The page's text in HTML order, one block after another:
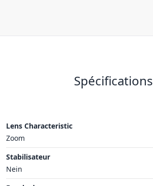
Spécifications
Lens Characteristic
Zoom
Stabilisateur
Nein